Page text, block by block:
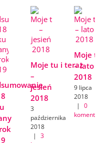
Moje tu i teraz
–
jesień
2018
3
października
2018
|
3
Moje tu i
– lato
2018
9 lipca
2018
|
0
komentarzy